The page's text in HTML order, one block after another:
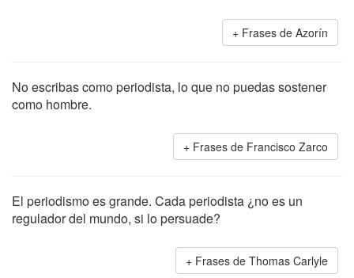
Frases de Azorín
No escribas como periodista, lo que no puedas sostener
como hombre.
Frases de Francisco Zarco
El periodismo es grande. Cada periodista ¿no es un
regulador del mundo, si lo persuade?
Frases de Thomas Carlyle